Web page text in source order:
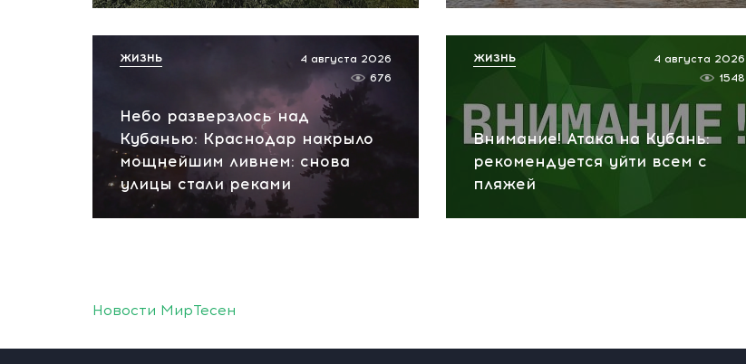
Небо разверзлось над
Кубанью: Краснодар накрыло
мощнейшим ливнем: снова
улицы стали реками
4 августа 2026
676
ЖИЗНЬ
Внимание! Атака на Кубань:
рекомендуется уйти всем с
пляжей
4 августа 2026
1548
ЖИЗНЬ
Новости МирТесен